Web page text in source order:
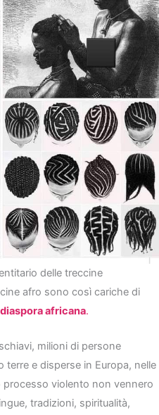
delle treccine
afro sono così cariche di
diaspora africana.
milioni di persone
e disperse in Europa, nelle
processo violento non vennero
tradizioni, spiritualità,